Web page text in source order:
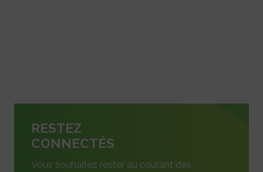
RESTEZ
CONNECTÉS
Vous souhaitez rester au courant des